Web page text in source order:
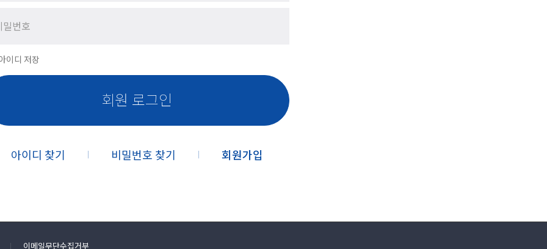
이디 저장
회원 로그인
아이디 찾기 비밀번호 찾기 회원가입
이메일무단수집거부